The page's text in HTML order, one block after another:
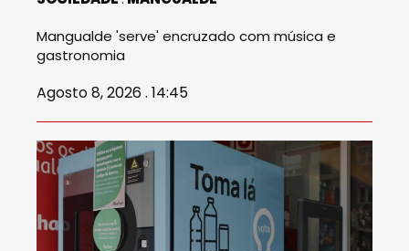
Mangualde 'serve' encruzado com música e
gastronomia
Agosto 8, 2026 . 14:45